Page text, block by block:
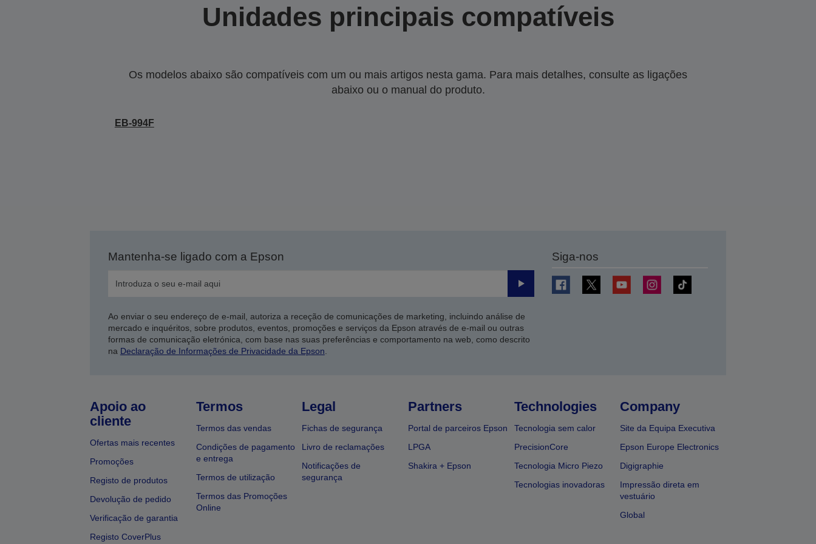
Unidades principais compatíveis
Os modelos abaixo são compatíveis com um ou mais artigos nesta gama. Para mais detalhes, consulte as ligações
abaixo ou o manual do produto.
EB-994F
Mantenha-se ligado com a Epson
Enviar
Ao enviar o seu endereço de e-mail, autoriza a receção de comunicações de marketing, incluindo análise de
mercado e inquéritos, sobre produtos, eventos, promoções e serviços da Epson através de e-mail ou outras
formas de comunicação eletrónica, com base nas suas preferências e comportamento na web, como descrito
na Declaração de Informações de Privacidade da Epson
Siga-nos
Apoio ao
cliente
Ofertas mais recentes
Promoções
Registo de produtos
Devolução de pedido
Verificação de garantia
Registo CoverPlus
Termos
Termos das vendas
Condições de pagamento
e entrega
Termos de utilização
Termos das Promoções
Online
Legal
Fichas de segurança
Livro de reclamações
Notificações de
segurança
Partners
Portal de parceiros Epson
LPGA
Shakira + Epson
Technologies
Tecnologia sem calor
PrecisionCore
Tecnologia Micro Piezo
Tecnologias inovadoras
Company
Site da Equipa Executiva
Epson Europe Electronics
Digigraphie
Impressão direta em
vestuário
Global